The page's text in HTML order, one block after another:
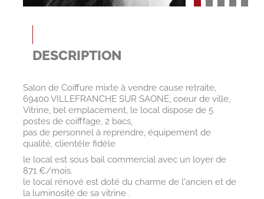
DESCRIPTION
Salon de Coiffure mixte à vendre cause retraite,
69400 VILLEFRANCHE SUR SAONE, coeur de ville,
Vitrine, bel emplacement, le local dispose de 5
postes de coifffage, 2 bacs,
pas de personnel à reprendre, équipement de
qualité, clientéle fidéle
le local est sous bail commercial avec un loyer de
871 €/mois.
le local rénové est doté du charme de l'ancien et de
la luminosité de sa vitrine .